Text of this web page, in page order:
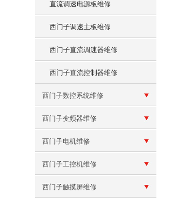
直流调速电源板维修
西门子调速主板维修
西门子直流调速器维修
西门子直流控制器维修
西门子数控系统维修
西门子变频器维修
西门子电机维修
西门子工控机维修
西门子触摸屏维修